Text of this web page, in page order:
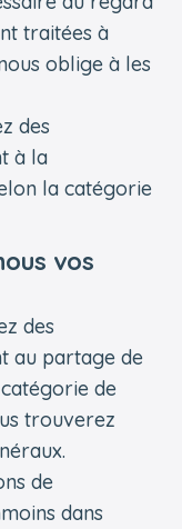
traitées à
oblige à les
des
à la
la catégorie
vos
des
au partage de
de
trouverez
de
dans